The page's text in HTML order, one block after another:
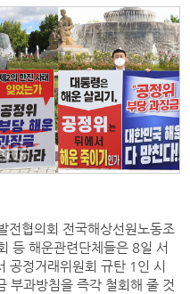
전협의회 전국해상선원노동조
등 해운관련단체들은 8일 서
공정거래위원회 규탄 1인 시
부과방침을 즉각 철회해 줄 것